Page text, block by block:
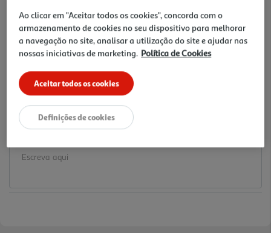
tem uma ponta de 1 mm. As esferográficas vêm em
cores variadas sortidas.
0.99 €/un
-45%
Price reduced from
1,79 €to
0,99 €
Promoção:de 29/7/2026 a 9/10/2026
Notas de preparação
Ao clicar em "Aceitar todos os cookies", concorda com o
armazenamento de cookies no seu dispositivo para melhorar
a navegação no site, analisar a utilização do site e ajudar nas
nossas iniciativas de marketing. Política de Cookies
Aceitar todos os cookies
Definições de cookies